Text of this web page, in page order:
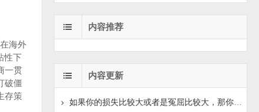
海外
性下
一贯
破僵
存策
内容推荐
内容更新
如果你的损失比较大或者是冤屈比较大，那你想挽回损失或